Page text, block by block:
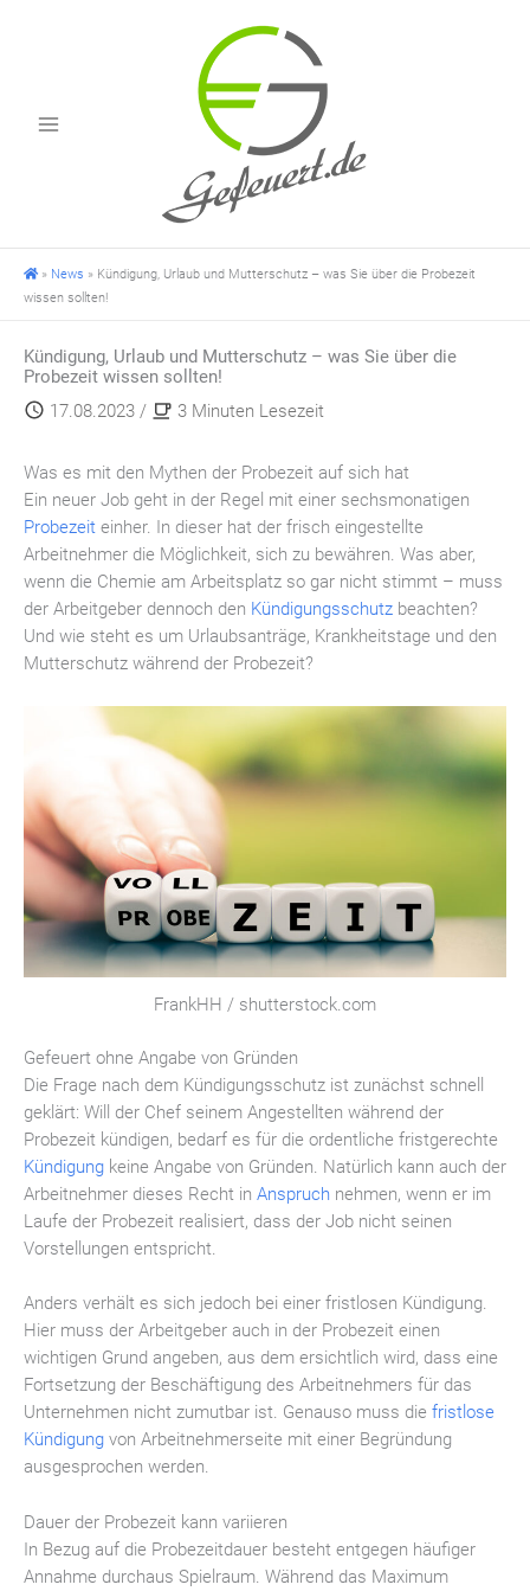
» News » Kündigung, Urlaub und Mutterschutz – was Sie über die Probezeit
wissen sollten!
Kündigung, Urlaub und Mutterschutz – was Sie über die
Probezeit wissen sollten!
17.08.2023 / 3 Minuten Lesezeit
Was es mit den Mythen der Probezeit auf sich hat
Ein neuer Job geht in der Regel mit einer sechsmonatigen
Probezeit einher. In dieser hat der frisch eingestellte
Arbeitnehmer die Möglichkeit, sich zu bewähren. Was aber,
wenn die Chemie am Arbeitsplatz so gar nicht stimmt – muss
der Arbeitgeber dennoch den Kündigungsschutz beachten?
Und wie steht es um Urlaubsanträge, Krankheitstage und den
Mutterschutz während der Probezeit?
FrankHH / shutterstock.com
Gefeuert ohne Angabe von Gründen
Die Frage nach dem Kündigungsschutz ist zunächst schnell
geklärt: Will der Chef seinem Angestellten während der
Probezeit kündigen, bedarf es für die ordentliche fristgerechte
Kündigung keine Angabe von Gründen. Natürlich kann auch der
Arbeitnehmer dieses Recht in Anspruch nehmen, wenn er im
Laufe der Probezeit realisiert, dass der Job nicht seinen
Vorstellungen entspricht.
Anders verhält es sich jedoch bei einer fristlosen Kündigung.
Hier muss der Arbeitgeber auch in der Probezeit einen
wichtigen Grund angeben, aus dem ersichtlich wird, dass eine
Fortsetzung der Beschäftigung des Arbeitnehmers für das
Unternehmen nicht zumutbar ist. Genauso muss die fristlose
Kündigung von Arbeitnehmerseite mit einer Begründung
ausgesprochen werden.
Dauer der Probezeit kann variieren
In Bezug auf die Probezeitdauer besteht entgegen häufiger
Annahme durchaus Spielraum. Während das Maximum